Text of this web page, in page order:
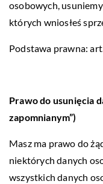
osobowych,
których wniosłeś
Podstawa prawna:
Prawo do usunięcia
zapomnianym”)
Masz ma prawo do
niektórych danych
wszystkich danych